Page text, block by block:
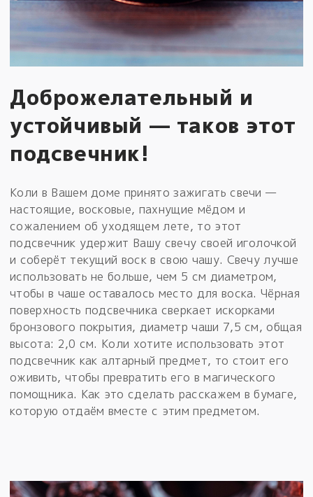
Доброжелательный и
устойчивый — таков этот
подсвечник!
Коли в Вашем доме принято зажигать свечи —
настоящие, восковые, пахнущие мёдом и
сожалением об уходящем лете, то этот
подсвечник удержит Вашу свечу своей иголочкой
и соберёт текущий воск в свою чашу. Свечу лучше
использовать не больше, чем 5 см диаметром,
чтобы в чаше оставалось место для воска. Чёрная
поверхность подсвечника сверкает искорками
бронзового покрытия, диаметр чаши 7,5 см, общая
высота: 2,0 см. Коли хотите использовать этот
подсвечник как алтарный предмет, то стоит его
оживить, чтобы превратить его в магического
помощника. Как это сделать расскажем в бумаге,
которую отдаём вместе с этим предметом.